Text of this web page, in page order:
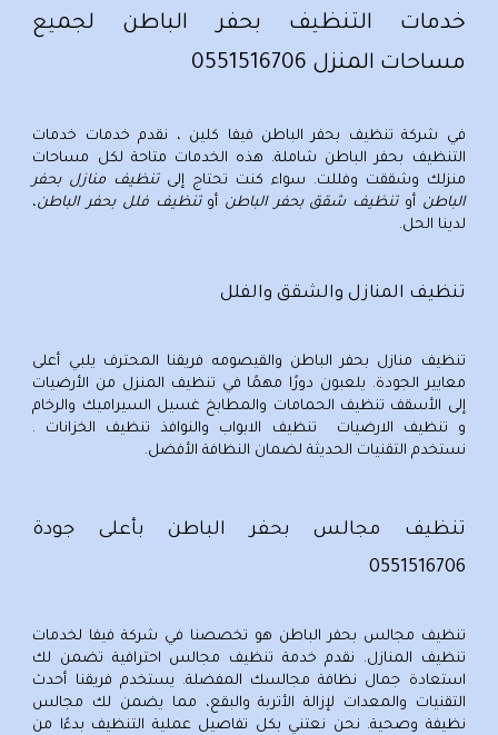
خدمات التنظيف بحفر الباطن لجميع
مساحات المنزل 0551516706
في شركة تنظيف بحفر الباطن فيفا كلين ، نقدم خدمات
خدمات
التنظيف بحفر الباطن شاملة. هذه الخدمات متاحة لكل مساحات
منزلك وشققت وفللت. سواء كنت تحتاج إلىتنظيف منازل بحفر
الباطن أوتنظيف شقق بحفر الباطن أوتنظيف فلل بحفر الباطن،
لدينا الحل.
تنظيف المنازل والشقق والفلل
تنظيف منازل بحفر الباطن والقيصومه فريقنا المحترف يلبي أعلى
معايير الجودة. يلعبون دورًا مهمًا في تنظيف المنزل من الأرضيات
إلى الأسقف تنظيف الحمامات والمطابخ غسيل السيراميك والرخام
و تنظيف الارضيات تنظيف الابواب والنوافذ تنظيف الخزانات .
نستخدم التقنيات الحديثة لضمان النظافة الأفضل.
تنظيف مجالس بحفر الباطن بأعلى جودة
0551516706
تنظيف مجالس بحفر الباطن هو تخصصنا في شركة فيفا لخدمات
تنظيف المنازل. نقدم خدمة تنظيف مجالس احترافية تضمن لك
استعادة جمال نظافة مجالسك المفضلة. يستخدم فريقنا أحدث
التقنيات والمعدات لإزالة الأتربة والبقع، مما يضمن لك مجالس
نظيفة وصحية. نحن نعتني بكل تفاصيل عملية التنظيف بدءًا من